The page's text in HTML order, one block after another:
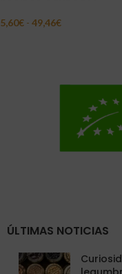
5,60€ - 49,46€
ÚLTIMAS NOTICIAS